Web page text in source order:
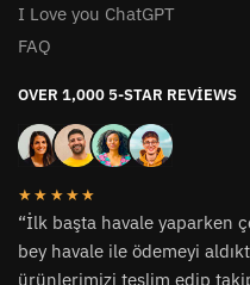
I Love you ChatGPT
FAQ
OVER 1,000 5-STAR REVIEWS
★★★★★
“İlk başta havale yaparken
bey havale ile ödemeyi
ürünlerimizi teslim edip